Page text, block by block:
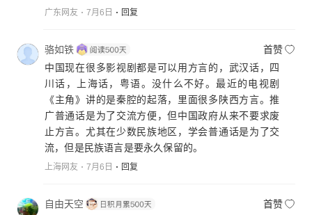
说，理解不了奶奶说的意思又搬原话跑来请教我们。
活，但是回老家尽量跟身边的人交流老家话，要做会
讲家乡话的潮汕人
广东网友 7月6日 回复
骆如铁
首赞
中国现在很多影视剧都是可以用方言的，武汉话，四
川话，上海话，粤语。没什么不好。最近的电视剧
《主角》讲的是秦腔的起落，里面很多陕西方言。推
广普通话是为了交流方便，但中国政府从来不要求废
止方言。尤其在少数民族地区，学会普通话是为了交
流，但是民族语言是要永久保留的。
上海网友 7月6日 回复
自由天空
首赞